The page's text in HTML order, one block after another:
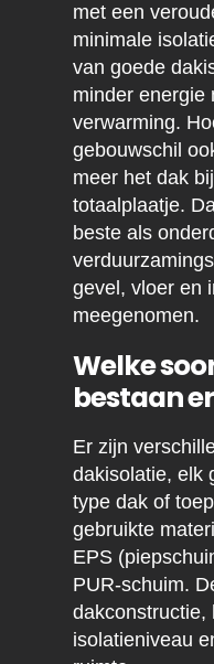
met een
minimale
van goede
minder energie
verwarming.
gebouwschil
meer het dak
totaalplaatje.
beste als
gevel, vloer en
meegenomen.
Welke
bestaan
Er zijn
dakisolatie, elk
type dak of
gebruikte
EPS
PUR-schuim.
dakconstructie,
isolatieniveau